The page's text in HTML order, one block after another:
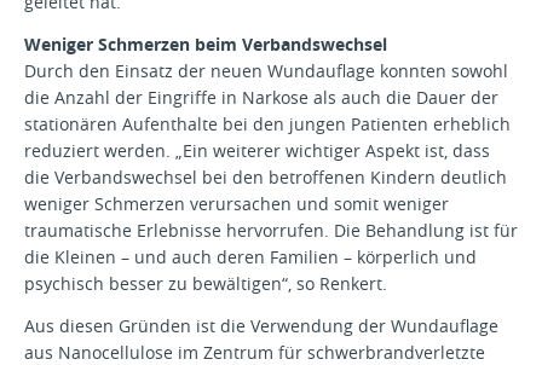
Weniger Schmerzen beim Verbandswechsel
Durch den Einsatz der neuen Wundauflage konnten sowohl
die Anzahl der Eingriffe in Narkose als auch die Dauer der
stationären Aufenthalte bei den jungen Patienten erheblich
reduziert werden. „Ein weiterer wichtiger Aspekt ist, dass
die Verbandswechsel bei den betroffenen Kindern deutlich
weniger Schmerzen verursachen und somit weniger
traumatische Erlebnisse hervorrufen. Die Behandlung ist für
die Kleinen – und auch deren Familien – körperlich und
psychisch besser zu bewältigen“, so Renkert.
Aus diesen Gründen ist die Verwendung der Wundauflage
aus Nanocellulose im Zentrum für schwerbrandverletzte